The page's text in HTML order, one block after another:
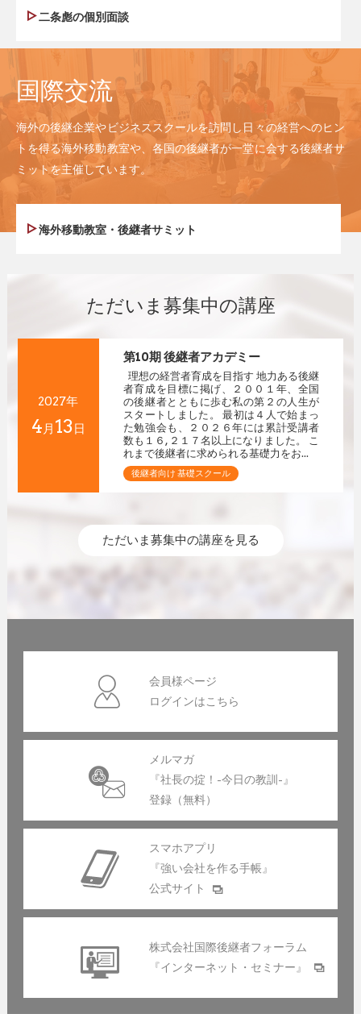
二条彪の個別面談
国際交流
海外の後継企業やビジネススクールを訪問し日々の経営へのヒン
トを得る海外移動教室や、各国の後継者が一堂に会する後継者サ
ミットを主催しています。
海外移動教室・後継者サミット
ただいま募集中の講座
2027年
4月 13日
第10期 後継者アカデミー
理想の経営者育成を目指す 地力ある後継
者育成を目標に掲げ、２００１年、全国
の後継者とともに歩む私の第２の人生が
スタートしました。 最初は４人で始まっ
た勉強会も、２０２６年には累計受講者
数も１６,２１７名以上になりました。 こ
れまで後継者に求められる基礎力をお...
後継者向け 基礎スクール
ただいま募集中の講座を見る
会員様ページ
ログインはこちら
メルマガ
『社長の掟！-今日の教訓-』
登録（無料）
スマホアプリ
『強い会社を作る手帳』
公式サイト
株式会社国際後継者フォーラム
『インターネット・セミナー』